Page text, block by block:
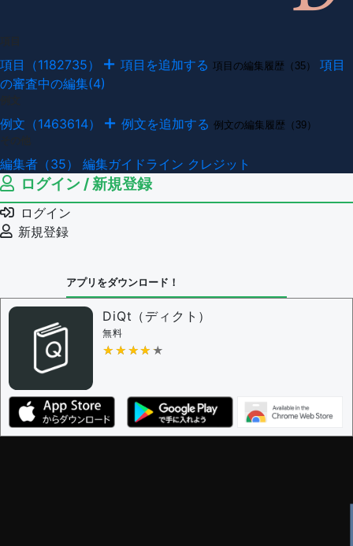
項目（1182735） 項目を追加する 項目の編集履歴（35）
項目
の審査中の編集(4)
例文（1463614） 例文を追加する 例文の編集履歴（39）
編集者（35） 編集ガイドライン クレジット
ログイン / 新規登録
ログイン
新規登録
アプリをダウンロード！
DiQt（ディクト）
無料
★★★★★
★★★★★